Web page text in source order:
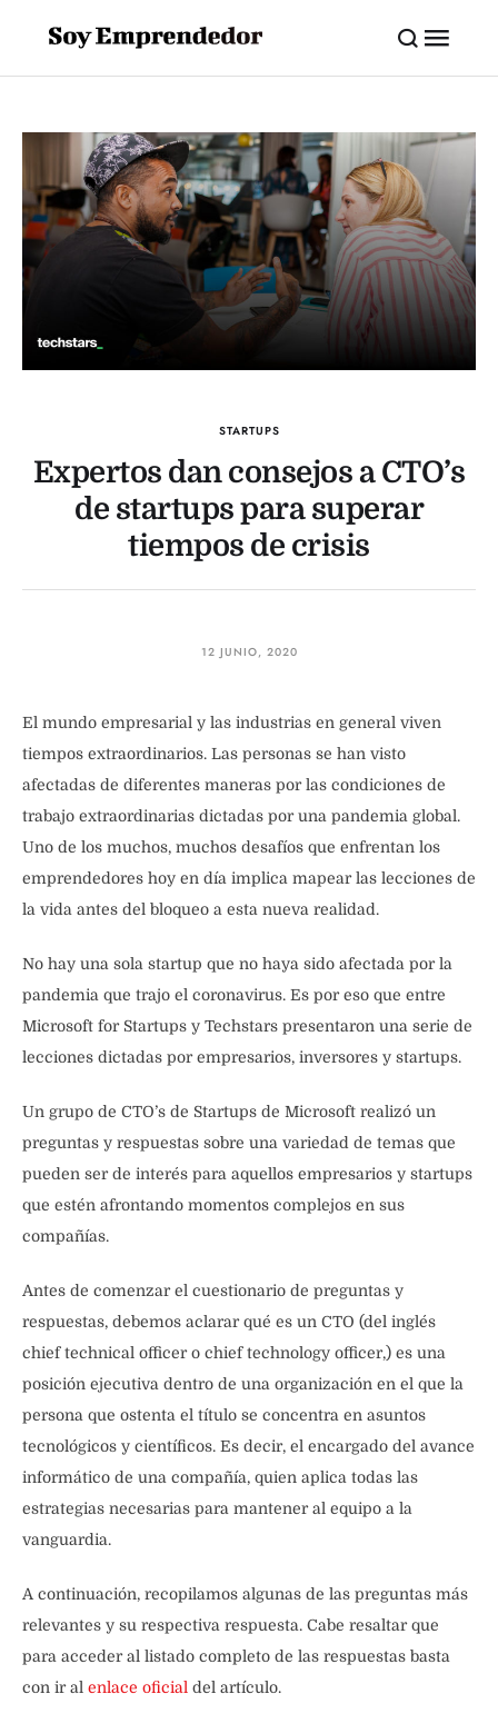
STARTUPS
Expertos dan consejos a CTO’s
de startups para superar
tiempos de crisis
12 JUNIO, 2020
El mundo empresarial y las industrias en general viven
tiempos extraordinarios. Las personas se han visto
afectadas de diferentes maneras por las condiciones de
trabajo extraordinarias dictadas por una pandemia global.
Uno de los muchos, muchos desafíos que enfrentan los
emprendedores hoy en día implica mapear las lecciones de
la vida antes del bloqueo a esta nueva realidad.
No hay una sola startup que no haya sido afectada por la
pandemia que trajo el coronavirus. Es por eso que entre
Microsoft for Startups y Techstars presentaron una serie de
lecciones dictadas por empresarios, inversores y startups.
Un grupo de CTO’s de Startups de Microsoft realizó un
preguntas y respuestas sobre una variedad de temas que
pueden ser de interés para aquellos empresarios y startups
que estén afrontando momentos complejos en sus
compañías.
Antes de comenzar el cuestionario de preguntas y
respuestas, debemos aclarar qué es un CTO (del inglés
chief technical officer o chief technology officer,) es una
posición ejecutiva dentro de una organización en el que la
persona que ostenta el título se concentra en asuntos
tecnológicos y científicos. Es decir, el encargado del avance
informático de una compañía, quien aplica todas las
estrategias necesarias para mantener al equipo a la
vanguardia.
A continuación, recopilamos algunas de las preguntas más
relevantes y su respectiva respuesta. Cabe resaltar que
para acceder al listado completo de las respuestas basta
con ir al enlace oficial del artículo.